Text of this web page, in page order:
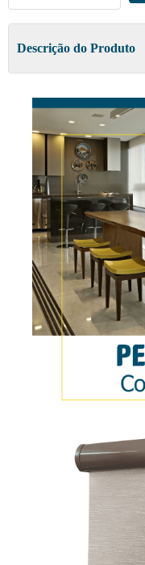
Descrição do Produto